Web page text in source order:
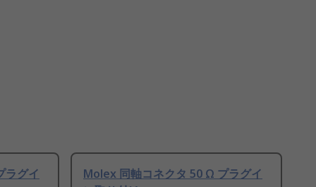
ラグイ
Molex 同軸コネクタ 50 Ω プラグイ